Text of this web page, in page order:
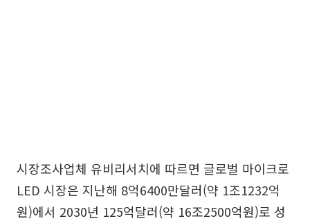
시장조사업체 유비리서치에 따르면 글로벌 마이크로
LED 시장은 지난해 8억6400만달러(약 1조1232억
원)에서 2030년 125억달러(약 16조2500억원)로 성